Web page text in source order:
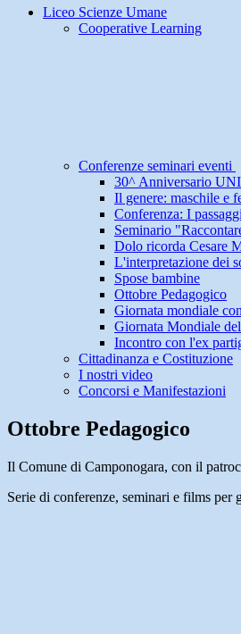
Liceo Scienze Umane
Cooperative Learning
Conferenze seminari eventi
30^ Anniversario
Il genere: maschile e
Conferenza: I
Seminario
Dolo ricorda Cesare
L'interpretazione dei
Spose bambine
Ottobre Pedagogico
Giornata mondiale
Giornata Mondiale
Incontro con l'ex
Cittadinanza e Costituzione
I nostri video
Concorsi e Manifestazioni
Ottobre Pedagogico
Il Comune di Camponogara, con il
Serie di conferenze, seminari e films